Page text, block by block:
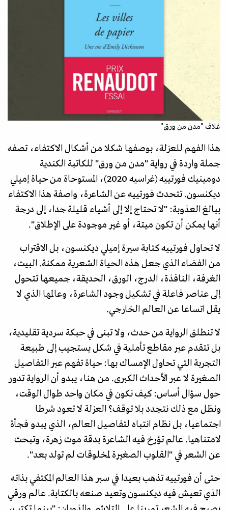
غلاف "مدن من ورق"
هذا الفهم للعزلة، بوصفها شكلا من أشكال الاكتفاء، تصفه
جملة واردة في رواية "مدن من ورق" للكاتبة الكندية
دومينيك فورتييه (غراسيه 2020)، المستوحاة من حياة إميلي
ديكنسون. تتحدث فورتييه عن الشاعرة، واصفة هذا الاكتفاء
ببالغ العذوبة: "لا تحتاج إلا إلى أشياء قليلة جدا، إلى درجة
أنها يمكن أن تكون ميتة، أو غير موجودة على الإطلاق".
لا تحاول فورتييه كتابة سيرة إميلي ديكنسون، بل الاقتراب
من الفضاء الذي جعل هذه الحياة الشعرية ممكنة. البيت،
الغرفة، النافذة، الدرج، الورق، الحديقة، جميعها تتحول
إلى عناصر فاعلة في تشكيل وجود الشاعرة، وعالمها الذي لا
يقل اتساعا عن العالم الخارجي.
لا تنطلق الرواية من حدث، ولا تبنى في حبكة سردية تقليدية،
بل تتقدم عبر مقاطع تأملية في شكل يستجيب إلى طبيعة
التجربة التي تحاول الإمساك بها: حياة تفهم عبر التفاصيل
الصغيرة لا عبر الأحداث الكبرى. من هنا، يبدو أن الرواية تدور
حول سؤال أساس: كيف نكون في مكان واحد طوال الوقت،
ونظل مع ذلك نتجدد بلا توقف؟ العزلة لا تعود شرطا
اجتماعيا، بل نظام انتباه لتفاصيل العالم، الذي يبدو فجأة
لامتناهيا. عالم تؤرخ فيه الشاعرة بدقة موت زهرة، وتبحث
عن الشعر في "القلوب الصغيرة لمخلوقات لم تولد بعد".
حتى أن فورتييه تذهب بعيدا في سبر هذا العالم المكتفي بذاته
الذي تعيش فيه ديكنسون وتعيد صنعه بالكتابة. عالم ورقي